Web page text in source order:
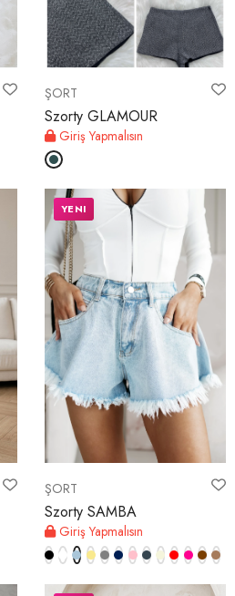
ŞORT
Szorty GLAMOUR
Giriş Yapmalısın
ŞORT
Szorty SAMBA
Giriş Yapmalısın
YENI